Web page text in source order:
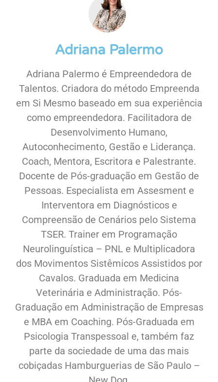
Adriana Palermo
Adriana Palermo é Empreendedora de
Talentos. Criadora do método Empreenda
em Si Mesmo baseado em sua experiência
como empreendedora. Facilitadora de
Desenvolvimento Humano,
Autoconhecimento, Gestão e Liderança.
Coach, Mentora, Escritora e Palestrante.
Docente de Pós-graduação em Gestão de
Pessoas. Especialista em Assesment e
Interventora em Diagnósticos e
Compreensão de Cenários pelo Sistema
TSER. Trainer em Programação
Neurolinguística – PNL e Multiplicadora
dos Movimentos Sistêmicos Assistidos por
Cavalos. Graduada em Medicina
Veterinária e Administração. Pós-
Graduação em Administração de Empresas
e MBA em Coaching. Pós-Graduada em
Psicologia Transpessoal e, também faz
parte da sociedade de uma das mais
cobiçadas Hamburguerias de São Paulo –